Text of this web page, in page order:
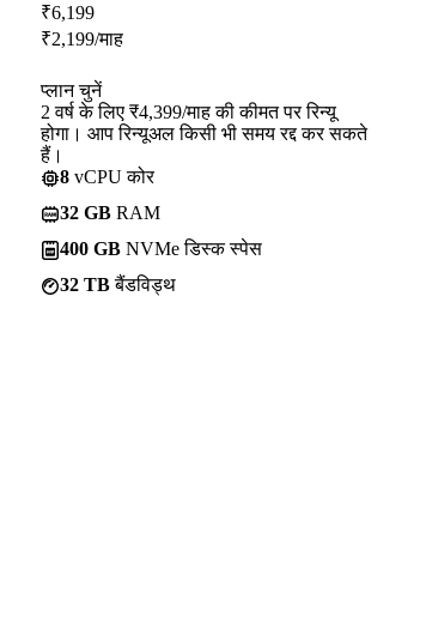
₹6,199
₹2,199/माह
प्लान चुनें
2 वर्ष के लिए ₹4,399/माह की कीमत पर रिन्यू
होगा। आप रिन्यूअल किसी भी समय रद्द कर सकते
हैं।
8 vCPU कोर
32 GB RAM
400 GB NVMe डिस्क स्पेस
32 TBबैंडविड्थ